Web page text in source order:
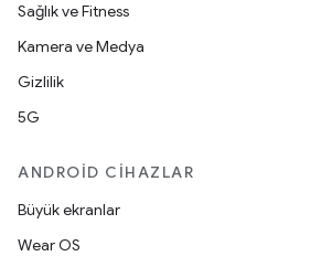
Sağlık ve Fitness
Kamera ve Medya
Gizlilik
5G
ANDROID CIHAZLAR
Büyük ekranlar
Wear OS